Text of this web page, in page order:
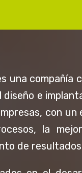
una compañía
e
con un
la
de